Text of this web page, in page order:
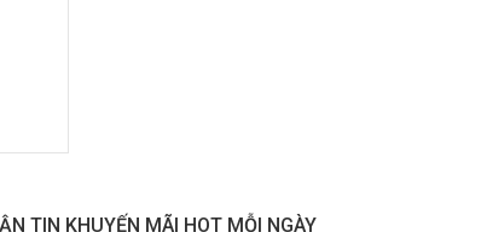
TIN KHUYẾN MÃI HOT MỖI NGÀY